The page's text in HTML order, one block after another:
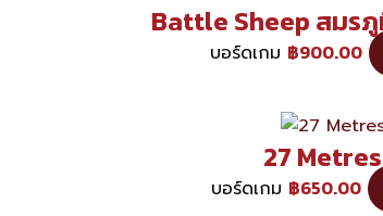
Battle Sheep สมรภู
บอร์ดเกม ฿900.00
27
บอร์ดเกม ฿650.00